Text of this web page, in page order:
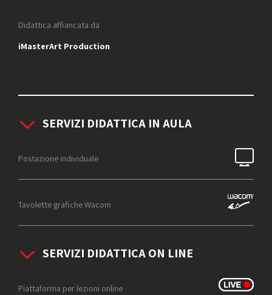
Didattica affiancata da
iMasterArt Production
SERVIZI DIDATTICA IN AULA
Postazione individuale
Tavolette grafiche Wacom
SERVIZI DIDATTICA ON LINE
Piattaforma per lezioni online